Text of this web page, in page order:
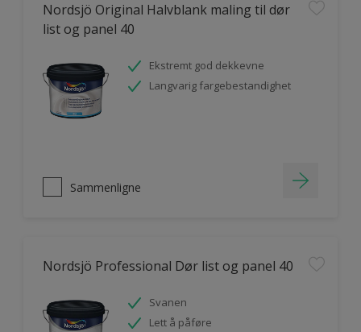
Nordsjö Original Halvblank maling til dør
list og panel 40
Ekstremt god dekkevne
Langvarig fargebestandighet
Sammenligne
Nordsjö Professional Dør list og panel 40
Svanen
Lett å påføre